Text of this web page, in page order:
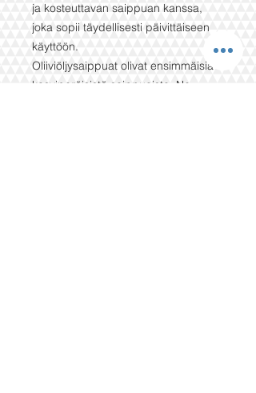
ja kosteuttavan saippuan kanssa,
joka sopii täydellisesti päivittäiseen
käyttöön.
Oliiviöljysaippuat olivat ensimmäisiä
kasviperäisistä saippuoista. Ne